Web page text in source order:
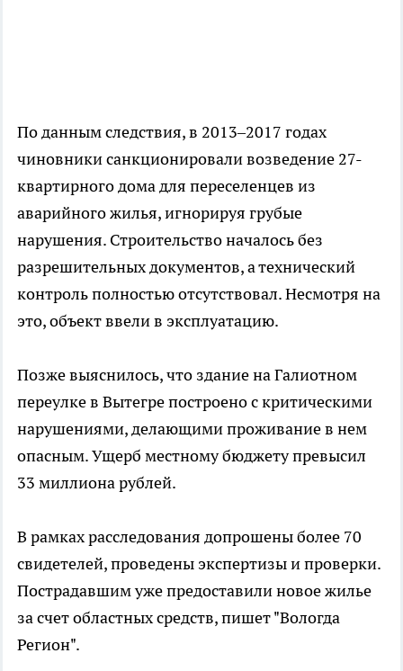
По данным следствия, в 2013–2017 годах
чиновники санкционировали возведение 27-
квартирного дома для переселенцев из
аварийного жилья, игнорируя грубые
нарушения. Строительство началось без
разрешительных документов, а технический
контроль полностью отсутствовал. Несмотря на
это, объект ввели в эксплуатацию.
Позже выяснилось, что здание на Галиотном
переулке в Вытегре построено с критическими
нарушениями, делающими проживание в нем
опасным. Ущерб местному бюджету превысил
33 миллиона рублей.
В рамках расследования допрошены более 70
свидетелей, проведены экспертизы и проверки.
Пострадавшим уже предоставили новое жилье
за счет областных средств, пишет "Вологда
Регион".